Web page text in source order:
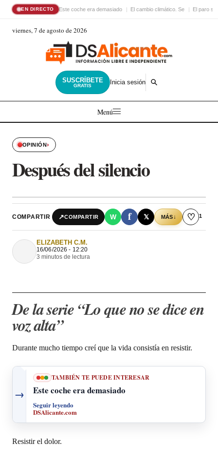
EN DIRECTO Este coche era demasiado El cambio climático. Se El paro
viernes, 7 de agosto de 2026
SUSCRÍBETE
GRATIS Inicia sesión
Menú
OPINIÓN›
Después del silencio
COMPARTIR ↗COMPARTIR W f 𝕏 MÁS↓ ♡ 1
ELIZABETH C.M.
16/06/2026 - 12:20
3 minutos de lectura
De la serie “Lo que no se dice en
voz alta”
Durante mucho tiempo creí que la vida consistía en resistir.
→
TAMBIÉN TE PUEDE INTERESAR
Este coche era demasiado
Seguir leyendo
DSAlicante.com
Resistir el dolor.